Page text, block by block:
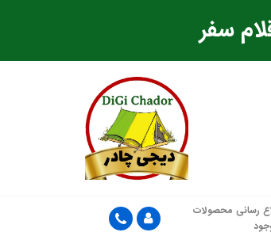
سفر
رسانی محصولات